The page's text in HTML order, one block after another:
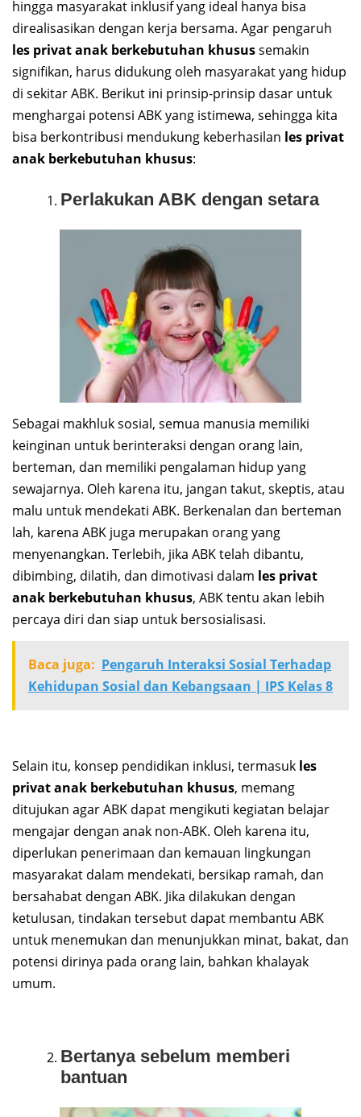
hingga masyarakat inklusif yang ideal hanya bisa
direalisasikan dengan kerja bersama. Agar pengaruh
les privat anak berkebutuhan khusussemakin
signifikan, harus didukung oleh masyarakat yang hidup
di sekitar ABK. Berikut ini prinsip-prinsip dasar untuk
menghargai potensi ABK yang istimewa, sehingga kita
bisa berkontribusi mendukung keberhasilan les privat
anak berkebutuhan khusus:
Perlakukan ABK dengan setara
Sebagai makhluk sosial, semua manusia memiliki
keinginan untuk berinteraksi dengan orang lain,
berteman, dan memiliki pengalaman hidup yang
sewajarnya. Oleh karena itu, jangan takut, skeptis, atau
malu untuk mendekati ABK. Berkenalan dan berteman
lah, karena ABK juga merupakan orang yang
menyenangkan. Terlebih, jika ABK telah dibantu,
dibimbing, dilatih, dan dimotivasi dalam les privat
anak berkebutuhan khusus, ABK tentu akan lebih
percaya diri dan siap untuk bersosialisasi.
Baca juga: Pengaruh Interaksi Sosial Terhadap
Kehidupan Sosial dan Kebangsaan | IPS Kelas 8
Selain itu, konsep pendidikan inklusi, termasuk les
privat anak berkebutuhan khusus, memang
ditujukan agar ABK dapat mengikuti kegiatan belajar
mengajar dengan anak non-ABK. Oleh karena itu,
diperlukan penerimaan dan kemauan lingkungan
masyarakat dalam mendekati, bersikap ramah, dan
bersahabat dengan ABK. Jika dilakukan dengan
ketulusan, tindakan tersebut dapat membantu ABK
untuk menemukan dan menunjukkan minat, bakat, dan
potensi dirinya pada orang lain, bahkan khalayak
umum.
Bertanya sebelum memberi
bantuan